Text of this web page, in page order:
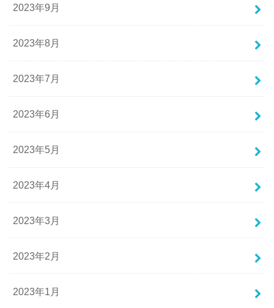
2023年9月
2023年8月
2023年7月
2023年6月
2023年5月
2023年4月
2023年3月
2023年2月
2023年1月